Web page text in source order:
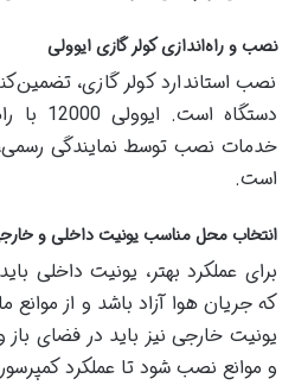
نصب و راه‌اندازی کولر گازی ایوولی
نصب استاندارد کولر گازی،
خدمات نصب توسط نمایندگی رسمی،
است.
انتخاب محل مناسب یونیت داخلی و
برای عملکرد بهتر، یونیت داخلی
که جریان هوا آزاد باشد و از موانع
یونیت خارجی نیز باید در فضای
و موانع نصب شود تا عملکرد